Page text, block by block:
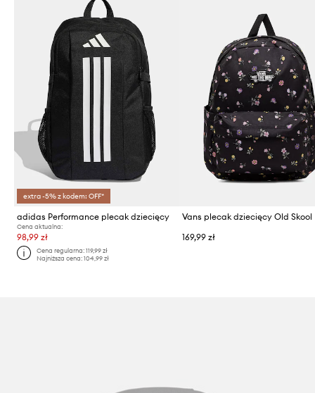
extra -5% z kodem: OFF*
adidas Performance plecak dziecięcy
Cena aktualna:
98,99 zł
Cena regularna:119,99 zł
Najniższa cena:104,99 zł
Vans plecak dziecięcy Old Skool
169,99 zł